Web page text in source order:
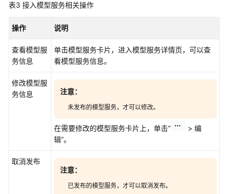
表3 接入模型服务相关操作
操作 说明
查看模型服
务信息
单击模型服务卡片，进入模型服务详情页，可以查
看模型服务信息。
修改模型服
务信息
注意：
未发布的模型服务，才可以修改。
在需要修改的模型服务卡片上，单击“
> 编
辑”。
取消发布
注意：
已发布的模型服务，才可以取消发布。